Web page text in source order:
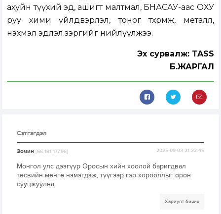
ахуйн түүхий эд, ашигт малтмал, БНАСАУ-аас ОХУ
руу хими үйлдвэрлэл, тоног төхөөрөмж, металл,
нэхмэл эдлэл.зэргийг нийлүүлжээ.
Эх сурвалж: TASS
Б.ЖАРГАЛ
Сэтгэгдэл
Зочин[66.181.177.96] 2025-09-03 21:22:45
Монгол улс дээгүүр Оросын хийн хоолой баригдвал
төсвийн мөнгө нэмэгдэж, түүгээр гэр хорооллыг орон
сууцжуулна.
Хариулт бичих